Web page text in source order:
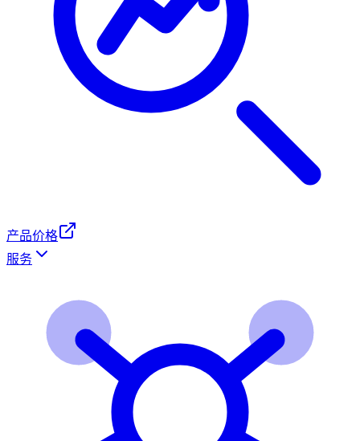
产品价格
服务